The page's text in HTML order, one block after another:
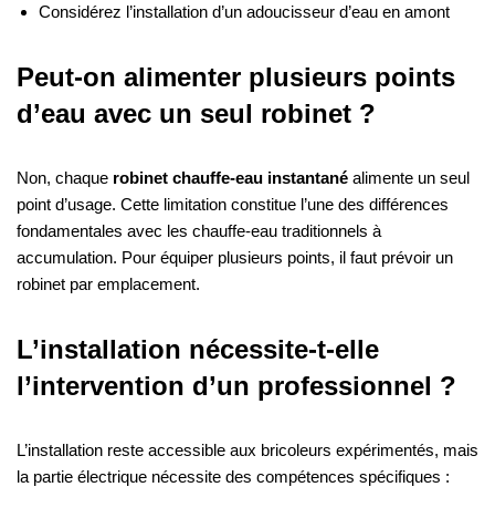
Considérez l’installation d’un adoucisseur d’eau en amont
Peut-on alimenter plusieurs points
d’eau avec un seul robinet ?
Non, chaque robinet chauffe-eau instantané alimente un seul
point d’usage. Cette limitation constitue l’une des différences
fondamentales avec les chauffe-eau traditionnels à
accumulation. Pour équiper plusieurs points, il faut prévoir un
robinet par emplacement.
L’installation nécessite-t-elle
l’intervention d’un professionnel ?
L’installation reste accessible aux bricoleurs expérimentés, mais
la partie électrique nécessite des compétences spécifiques :